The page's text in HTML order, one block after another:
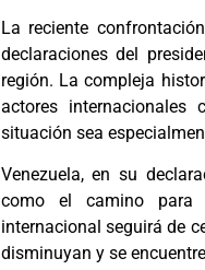
La reciente
declaraciones del
región. La compleja
actores
situación sea
Venezuela, en su
como el camino para
internacional seguirá de
disminuyan y se